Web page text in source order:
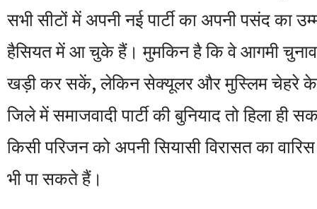
सभी सीटों में अपनी नई पार्टी का अपनी पसंद का
हैसियत में आ चुके हैं। मुमकिन है कि वे आगमी चुनाव
खड़ी कर सकें, लेकिन सेक्यूलर और मुस्लिम चेहरे
जिले में समाजवादी पार्टी की बुनियाद तो हिला
किसी परिजन को अपनी सियासी विरासत का
भी पा सकते हैं।